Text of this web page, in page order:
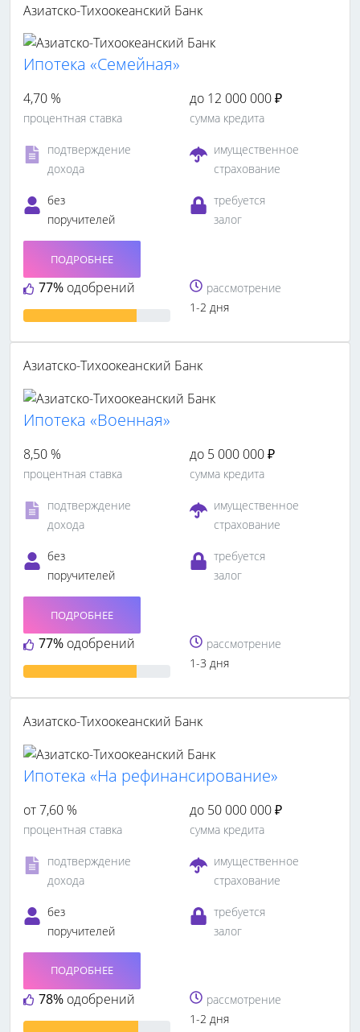
Азиатско-Тихоокеанский Банк
Ипотека «Семейная»
4,70 %
процентная ставка
до 12 000 000 ₽
сумма кредита
подтверждение
дохода
имущественное
страхование
без
поручителей
требуется
залог
77% одобрений
ПОДРОБНЕЕ
рассмотрение
1-2 дня
Азиатско-Тихоокеанский Банк
Ипотека «Военная»
8,50 %
процентная ставка
до 5 000 000 ₽
сумма кредита
подтверждение
дохода
имущественное
страхование
без
поручителей
требуется
залог
77% одобрений
ПОДРОБНЕЕ
рассмотрение
1-3 дня
Азиатско-Тихоокеанский Банк
Ипотека «На рефинансирование»
от 7,60 %
процентная ставка
до 50 000 000 ₽
сумма кредита
подтверждение
дохода
имущественное
страхование
без
поручителей
требуется
залог
78% одобрений
ПОДРОБНЕЕ
рассмотрение
1-2 дня